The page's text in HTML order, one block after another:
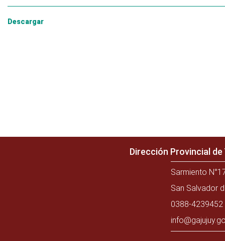
Descargar
Dirección Provincial
Sarmiento
San Salvador
0388-